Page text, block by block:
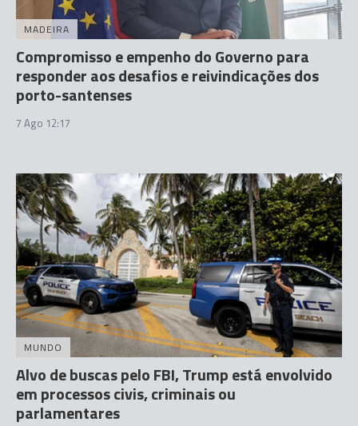
MADEIRA
Compromisso e empenho do Governo para
responder aos desafios e reivindicações dos
porto-santenses
7 Ago 12:17
MUNDO
Alvo de buscas pelo FBI, Trump está envolvido
em processos civis, criminais ou
parlamentares